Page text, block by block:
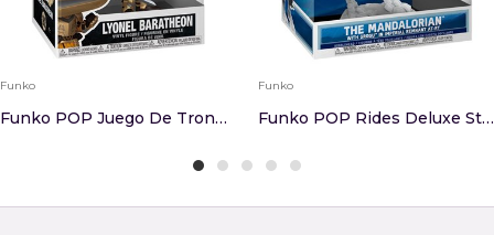
Funko
Funko POP Juego De Tronos A Knight Of Seven Kin...
Funko
Funko POP Rides Deluxe Star Wars Mandalorian & ...